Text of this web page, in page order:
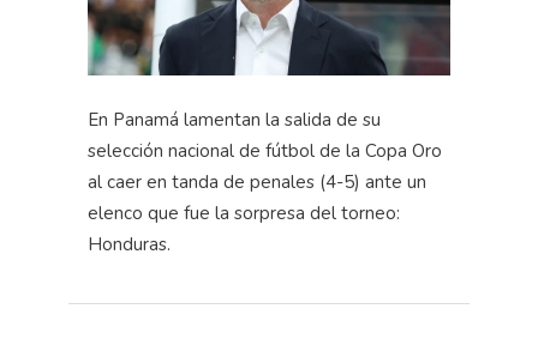
En Panamá lamentan la salida de su
selección nacional de fútbol de la Copa Oro
al caer en tanda de penales (4-5) ante un
elenco que fue la sorpresa del torneo:
Honduras.